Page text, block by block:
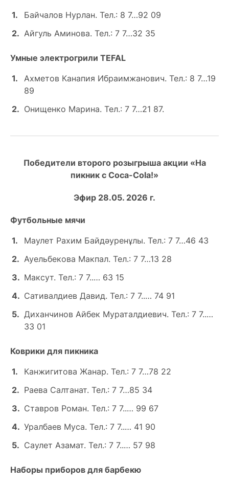
Байчалов Нурлан. Тел.: 8 7…92 09
Айгуль Аминова. Тел.: 7 7…32 35
Умные электрогрили TEFAL
Ахметов Канапия Ибраимжанович. Тел.: 8 7…19
89
Онищенко Марина. Тел.: 7 7…21 87.
Победители второго розыгрыша акции «На
пикник с Coca-Cola!»
Эфир 28.05. 2026 г.
Футбольные мячи
Маулет Рахим Байдәуренұлы. Тел.: 7 7…46 43
Ауельбекова Макпал. Тел.: 7 7…13 28
Максут. Тел.: 7 7..… 63 15
Сативалдиев Давид. Тел.: 7 7..… 74 91
Диханчинов Айбек Мураталдиевич. Тел.: 7 7..…
33 01
Коврики для пикника
Канжигитова Жанар. Тел.: 7 7…78 22
Раева Салтанат. Тел.: 7 7…85 34
Ставров Роман. Тел.: 7 7..… 99 67
Уралбаев Муса. Тел.: 7 7..… 41 90
Саулет Азамат. Тел.: 7 7..… 57 98
Наборы приборов для барбекю